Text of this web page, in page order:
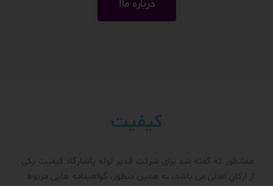
درباره ما!
کیفیت
همانطور که گفته شد برای شرکت قدیر لوله پاسارگاد کیفیت یکی
از ارکان اصلی می باشد، به همین منظور، گواهینامه هایی مربوط